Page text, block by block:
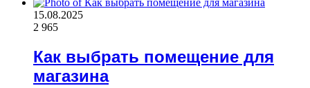
15.08.2025
2 965
Как выбрать помещение для
магазина